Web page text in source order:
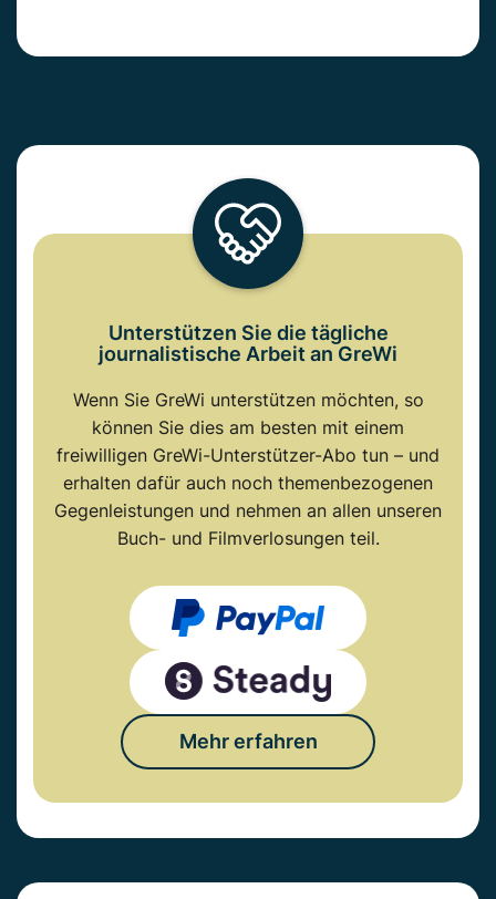
Unterstützen Sie die tägliche
journalistische Arbeit an GreWi
Wenn Sie GreWi unterstützen möchten, so
können Sie dies am besten mit einem
freiwilligen GreWi-Unterstützer-Abo tun – und
erhalten dafür auch noch themenbezogenen
Gegenleistungen und nehmen an allen unseren
Buch- und Filmverlosungen teil.
Mehr erfahren